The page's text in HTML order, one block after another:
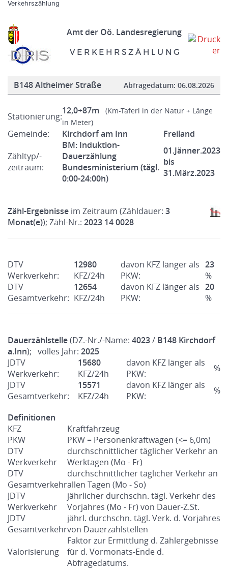
Verkehrszählung
Amt der Oö. Landesregierung
V E R K E H R S Z Ä H L U N G
B148 Altheimer Straße Abfragedatum: 06.08.2026
Stationierung:
12,0+87m
(Km-Taferl in der Natur + Länge
in Meter)
Gemeinde: Kirchdorf am Inn
Freiland
Zähltyp/-
zeitraum:
BM: Induktion-
Dauerzählung
Bundesministerium (tägl.
0:00-24:00h)
01.Jänner.2023
bis
31.März.2023
Zähl-Ergebnisse im Zeitraum (Zähldauer: 3
Monat(e)); Zähl-Nr.: 2023 14 0028
DTV
Werkverkehr:
12980
KFZ/24h
davon KFZ länger als
PKW:
23
%
DTV
Gesamtverkehr:
12654
KFZ/24h
davon KFZ länger als
PKW:
20
%
Dauerzählstelle(DZ.-Nr./-Name: 4023/ B148 Kirchdorf
a.Inn); volles Jahr: 2025
JDTV
Werkverkehr:
15680
KFZ/24h
davon KFZ länger als
PKW:
%
JDTV
Gesamtverkehr:
15571
KFZ/24h
davon KFZ länger als
PKW:
%
Definitionen
KFZ
Kraftfahrzeug
PKW
PKW = Personenkraftwagen (<= 6,0m)
DTV
Werkverkehr
durchschnittlicher täglicher Verkehr an
Werktagen (Mo - Fr)
DTV
Gesamtverkehr
durchschnittlicher täglicher Verkehr an
allen Tagen (Mo - So)
JDTV
Werkverkehr
jährlicher durchschn. tägl. Verkehr des
Vorjahres (Mo - Fr) von Dauer-Z.St.
JDTV
Gesamtverkehr
jährl. durchschn. tägl. Verk. d. Vorjahres
von Dauerzählstellen
Valorisierung
Faktor zur Ermittlung d. Zählergebnisse
für d. Vormonats-Ende d.
Abfragedatums.